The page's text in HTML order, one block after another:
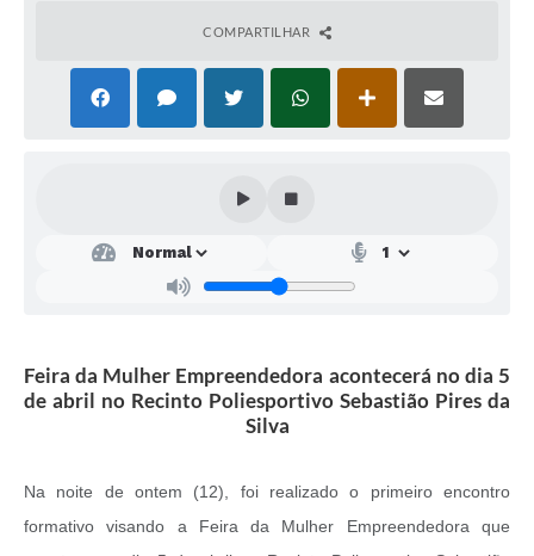
Contas Públicas
COMPARTILHAR
Feira da Mulher Empreendedora acontecerá no dia 5
de abril no Recinto Poliesportivo Sebastião Pires da
Silva
Na noite de ontem (12), foi realizado o primeiro encontro
formativo visando a Feira da Mulher Empreendedora que